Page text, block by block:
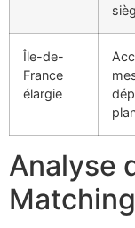
Île-de-
France
élargie
Analyse
Matching